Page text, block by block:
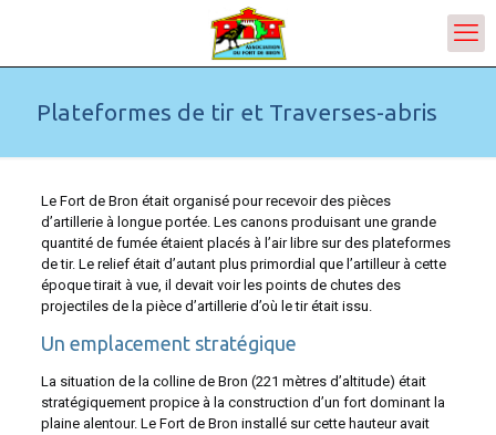
Plateformes de tir et Traverses-abris
Le Fort de Bron était organisé pour recevoir des pièces
d’artillerie à longue portée. Les canons produisant une grande
quantité de fumée étaient placés à l’air libre sur des plateformes
de tir. Le relief était d’autant plus primordial que l’artilleur à cette
époque tirait à vue, il devait voir les points de chutes des
projectiles de la pièce d’artillerie d’où le tir était issu.
Un emplacement stratégique
La situation de la colline de Bron (221 mètres d’altitude) était
stratégiquement propice à la construction d’un fort dominant la
plaine alentour. Le Fort de Bron installé sur cette hauteur avait